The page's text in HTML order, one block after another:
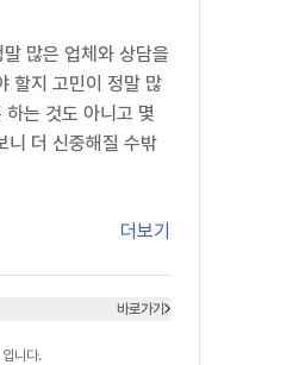
많은 업체와 상담을
할지 고민이 정말 많
는 것도 아니고 몇
니 더 신중해질 수밖
게 되었는데, 처음 상
궁금한 게 있어서 연
셔서 답답함이 전혀
해서도 하나하나 자
더보기
바로가기
니다.